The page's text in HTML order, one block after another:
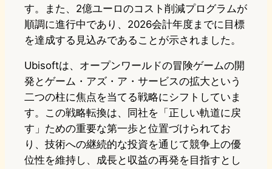
す。また、2億ユーロのコスト削減プログラムが
順調に進行中であり、2026会計年度までに目標
を達成する見込みであることが示されました。
Ubisoftは、オープンワールドの冒険ゲームの開
発とゲーム・アズ・ア・サービスの拡大という
二つの柱に焦点を当てる戦略にシフトしていま
す。この戦略転換は、同社を「正しい軌道に戻
す」ための重要な第一歩と位置づけられてお
り、技術への継続的な投資を通じて競争上の優
位性を維持し、成長と収益の再発を目指すとし